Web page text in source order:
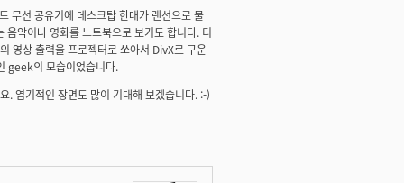
무선 공유기에 데스크탑 한대가 랜선으로 물
악이나 영화를 노트북으로 보기도 합니다. 디
영상 출력을 프로젝터로 쏘아서 DivX로 구운
geek의 모습이었습니다.
. 엽기적인 장면도 많이 기대해 보겠습니다. :-)